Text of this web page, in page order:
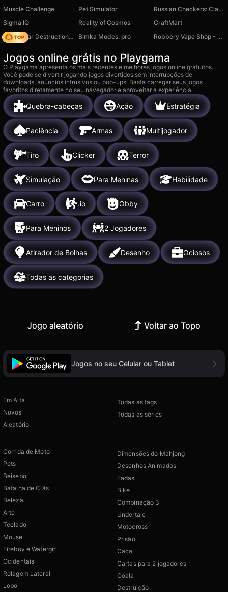
Muscle Challenge
Pet Simulator
Russian Checkers: Classic Rules
Sigma IQ
Reality of Cosmos
CraftMart
Online Car Destruction Simulator 3D
Bimka Modes: pro Robbery Vape Shop - For Two Players!
Jogos online grátis no Playgama
O Playgama apresenta os mais recentes e melhores jogos online gratuitos.
Você pode se divertir jogando jogos divertidos sem interrupções de
downloads, anúncios intrusivos ou pop-ups. Basta carregar seus jogos
favoritos diretamente no seu navegador e aproveitar a experiência.
Quebra-cabeças Ação Estratégia
Paciência Armas Multijogador
Tiro Clicker Terror
Simulação Para Meninas Habilidade
Carro .io Obby
Para Meninos 2 Jogadores
Atirador de Bolhas Desenho Ociosos
Todas as categorias
Jogo aleatório Voltar ao Topo
Jogos no seu Celular ou Tablet
Em Alta
Novos
Aleatório
Todas as tags
Todas as séries
Corrida de Moto
Pets
Beisebol
Batalha de Clãs
Beleza
Arte
Teclado
Mouse
Fireboy e Watergirl
Ocidentais
Rolagem Lateral
Lobo
Dimensões do Mahjong
Desenhos Animados
Fadas
Bike
Combinação 3
Undertale
Motocross
Prisão
Caça
Cartas para 2 jogadores
Coala
Destruição